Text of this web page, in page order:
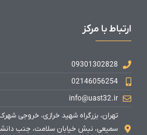
ارتباط با مرکز
09301302828
02146056254
info@uast32.ir
تهران، بزرگراه شهید خرازی، خروجی
سمیعی، نبش خیابان سلامت، جنب